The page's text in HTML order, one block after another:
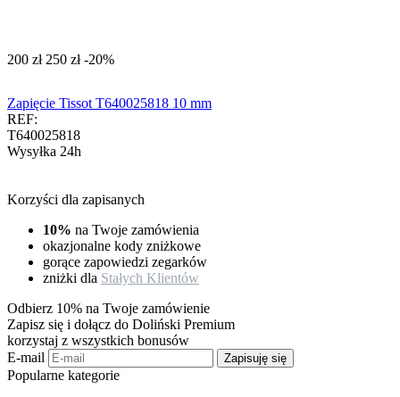
‍200‍ zł ‍250‍ zł -20%
Zapięcie Tissot T640025818 10 mm
REF:
T640025818
Wysyłka 24h
Korzyści dla zapisanych
10% na Twoje zamówienia
okazjonalne kody zniżkowe
gorące zapowiedzi zegarków
zniżki dla Stałych Klientów
Odbierz 10% na Twoje zamówienie
Zapisz się i dołącz do Doliński Premium
korzystaj z wszystkich bonusów
E-mail
Zapisuję się
Popularne kategorie